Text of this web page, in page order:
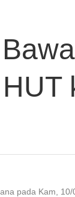
pada Kam,